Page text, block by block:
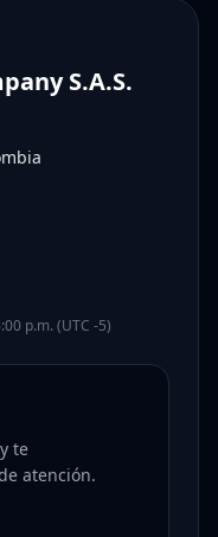
S.A.S.
p.m. (UTC -5)
te
atención.